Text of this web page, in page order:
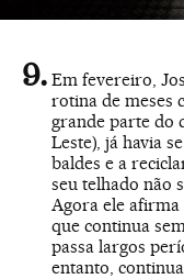
Em fevereiro,
rotina de meses
grande parte do
Leste), já havia
baldes e a
seu telhado não
Agora ele afirma
que continua
passa largos
entanto,